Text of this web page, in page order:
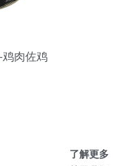
鸡肉佐鸡
了解更多